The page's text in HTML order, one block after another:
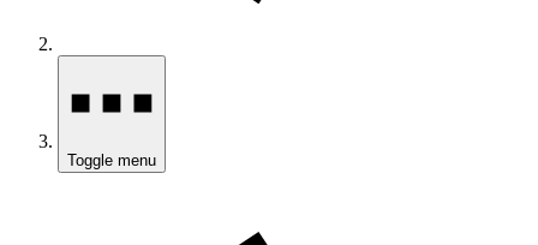
Toggle menu